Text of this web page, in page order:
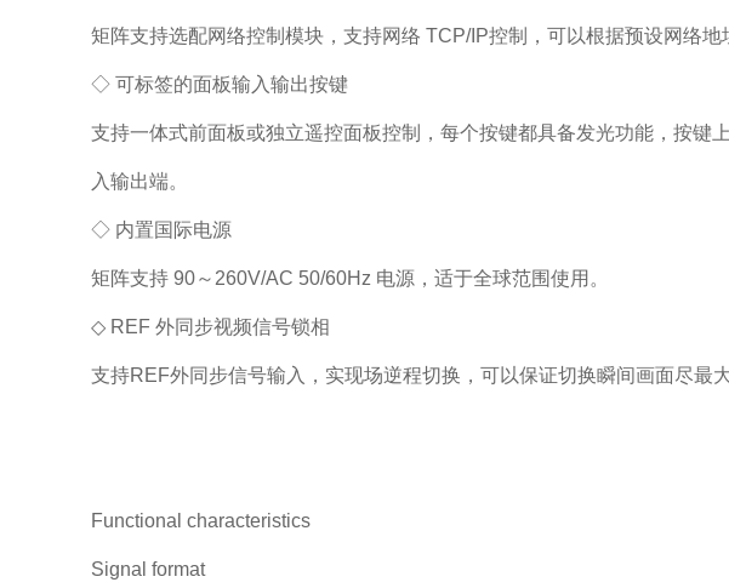
矩阵支持选配网络控制模块，支持网络 TCP/IP控制，可以根据预设网络地
◇ 可标签的面板输入输出按键
支持一体式前面板或独立遥控面板控制，每个按键都具备发光功能，按
入输出端。
◇ 内置国际电源
矩阵支持 90～260V/AC 50/60Hz 电源，适于全球范围使用。
◇ REF 外同步视频信号锁相
支持REF外同步信号输入，实现场逆程切换，可以保证切换瞬间画面尽最
Functional characteristics
Signal format